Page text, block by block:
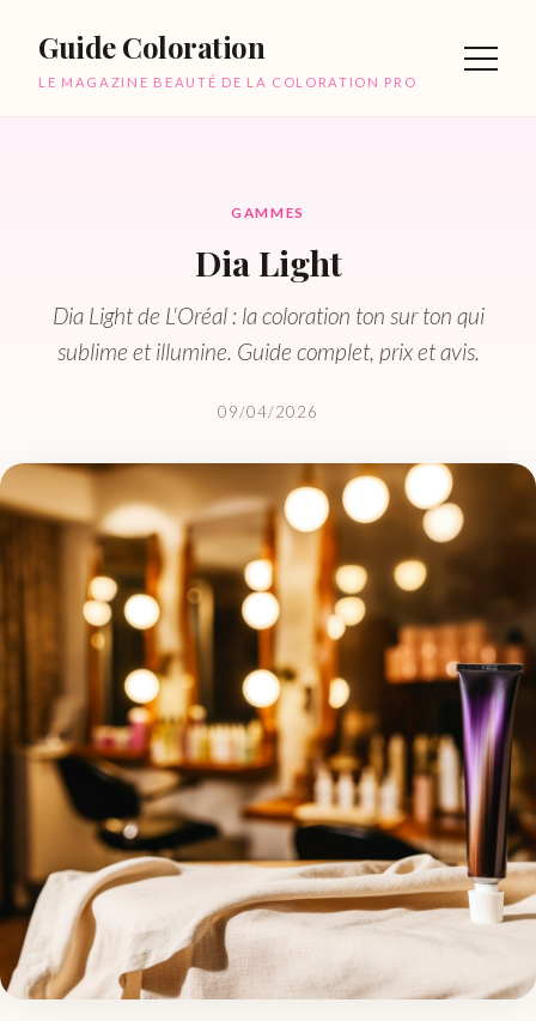
Guide Coloration
LE MAGAZINE BEAUTÉ DE LA COLORATION PRO
GAMMES
Dia Light
Dia Light de L'Oréal : la coloration ton sur ton qui
sublime et illumine. Guide complet, prix et avis.
09/04/2026